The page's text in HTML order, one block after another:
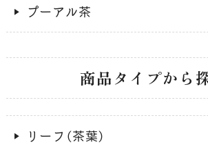
プーアル茶
商品タイプから
リーフ（茶葉）